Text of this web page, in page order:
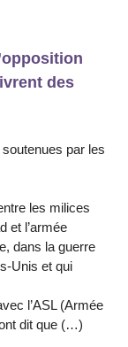
des
soutenues par les
les milices
et l’armée
dans la guerre
Unis et qui
l’ASL (Armée
dit que (…)